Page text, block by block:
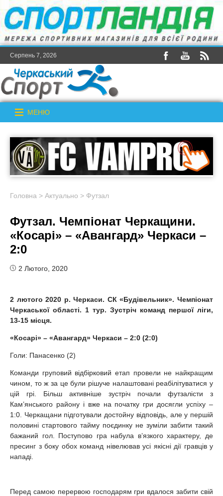
Серпень 7, 2026
МЕНЮ
Головна > Актуально > Футзал
Футзал. Чемпіонат Черкащини.
«Косарі» – «Авангард» Черкаси –
2:0
2 Лютого, 2020
2 лютого 2020 р. Черкаси. СК «Будівельник». Чемпіонат
Черкаської області. 1 тур. Зустріч команд першої ліги,
13-15 місця.
«Косарі» – «Авангард» Черкаси – 2:0 (2:0)
Голи: Панасенко (2)
Команди груповий відбірковий етап провели не найкращим
чином, то ж за це були рішуче налаштовані реабілітуватися у
цій грі. Більш активніше зустріч почали футзалісти з
Кам’янського району і вже на початку гри досягли успіху –
1:0. Черкащани підготували достойну відповідь, але у першій
половині стартового тайму поєдинку не зуміли забити такий
бажаний гол. Поступово гра набула в’язкого характеру, де
пресинг з боку обох команд нівелював усі якісні дії гравців у
нападі.
Перед самою перервою господарям гри вдалося забити свій